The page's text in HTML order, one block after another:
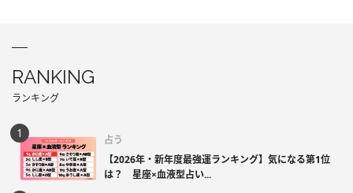
RANKING
ランキング
占う
【2026年・新年度最強運ランキング】気になる第1位
は？ 星座×血液型占い...